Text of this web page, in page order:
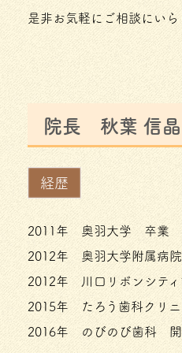
是非お気軽にご相談にいら
院長 秋葉 信晶
経歴
2011年 奥羽大学 卒業
2012年 奥羽大学附属病院
2012年 川口リボンシテ
2015年 たろう歯科クリ
2016年 のびのび歯科 開